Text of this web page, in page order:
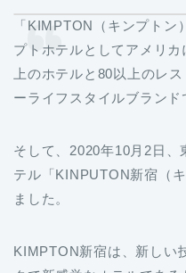
「KIMPTON（キンプト
プトホテルとしてアメリ
上のホテルと80以上のレ
ーライフスタイルブランド
そして、2020年10月2日
テル「KINPUTON新宿（
ました。
KIMPTON新宿は、新しい